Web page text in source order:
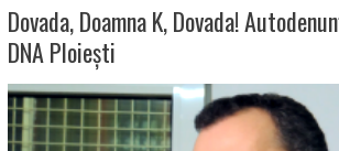
Dovada, Doamna K, Dovada!
DNA Ploiești